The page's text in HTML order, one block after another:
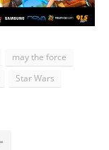
may the force
Star Wars